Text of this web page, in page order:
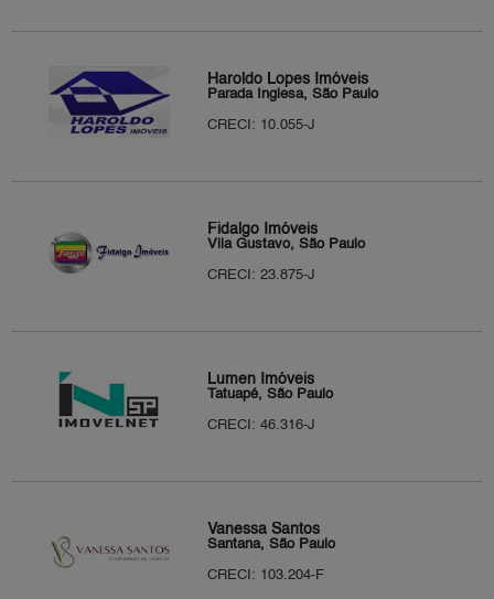
Haroldo Lopes Imóveis
Parada Inglesa, São Paulo
CRECI: 10.055-J
Fidalgo Imóveis
Vila Gustavo, São Paulo
CRECI: 23.875-J
Lumen Imóveis
Tatuapé, São Paulo
CRECI: 46.316-J
Vanessa Santos
Santana, São Paulo
CRECI: 103.204-F